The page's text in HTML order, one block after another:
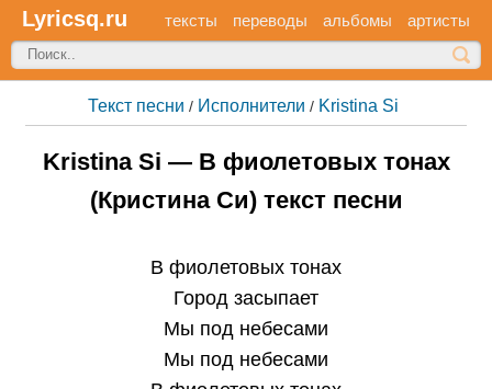
Lyricsq.ru тексты переводы альбомы артисты
Текст песни / Исполнители / Kristina Si
Kristina Si — В фиолетовых тонах
(Кристина Си) текст песни
В фиолетовых тонах
Город засыпает
Мы под небесами
Мы под небесами